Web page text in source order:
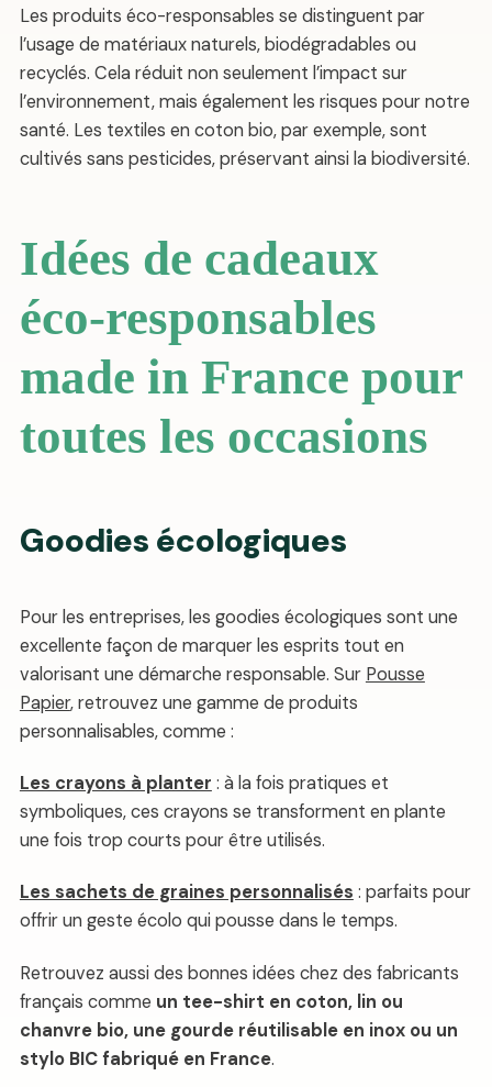
Les produits éco-responsables se distinguent par
l’usage de matériaux naturels, biodégradables ou
recyclés. Cela réduit non seulement l’impact sur
l’environnement, mais également les risques pour notre
santé. Les textiles en coton bio, par exemple, sont
cultivés sans pesticides, préservant ainsi la biodiversité.
Idées de cadeaux
éco-responsables
made in France pour
toutes les occasions
Goodies écologiques
Pour les entreprises, les goodies écologiques sont une
excellente façon de marquer les esprits tout en
valorisant une démarche responsable. Sur Pousse
Papier, retrouvez une gamme de produits
personnalisables, comme :
Les crayons à planter : à la fois pratiques et
symboliques, ces crayons se transforment en plante
une fois trop courts pour être utilisés.
Les sachets de graines personnalisés : parfaits pour
offrir un geste écolo qui pousse dans le temps.
Retrouvez aussi des bonnes idées chez des fabricants
français comme un tee-shirt en coton, lin ou
chanvre bio, une gourde réutilisable en inox ou un
stylo BIC fabriqué en France.